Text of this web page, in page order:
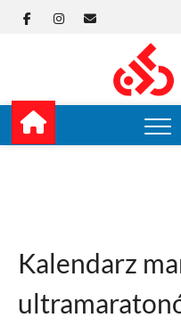
Facebook
Instagram
E-
Kalendarz